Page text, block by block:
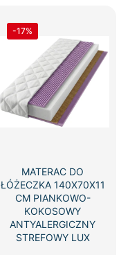
-17%
MATERAC DO
ŁÓŻECZKA 140X70X11
CM PIANKOWO-
KOKOSOWY
ANTYALERGICZNY
STREFOWY LUX